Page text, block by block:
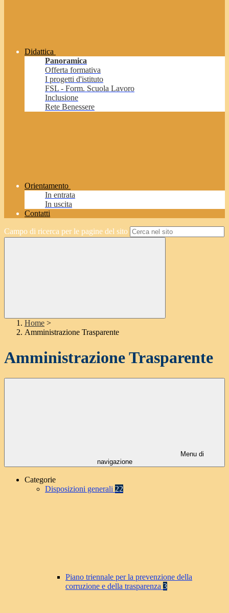
Didattica
Panoramica
Offerta formativa
I progetti d'istituto
FSL - Form. Scuola Lavoro
Inclusione
Rete Benessere
Orientamento
In entrata
In uscita
Contatti
Campo di ricerca per le pagine del sito
Home >
Amministrazione Trasparente
Amministrazione Trasparente
Menu di
navigazione
Categorie
Disposizioni generali 22
Piano triennale per la prevenzione della
corruzione e della trasparenza 3